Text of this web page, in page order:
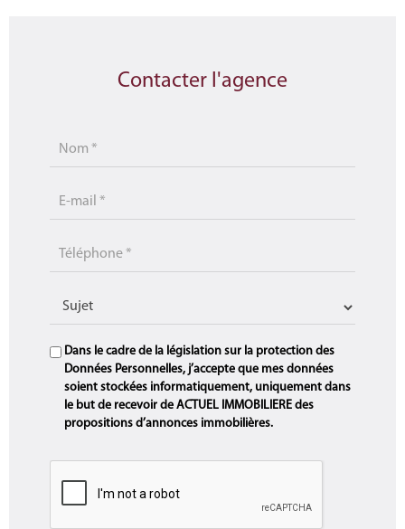
Contacter l'agence
Dans le cadre de la législation sur la protection des
Données Personnelles, j’accepte que mes données
soient stockées informatiquement, uniquement dans
le but de recevoir de ACTUEL IMMOBILIERE des
propositions d’annonces immobilières.